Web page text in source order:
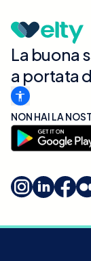
La buona
a portata
NON HAI LA